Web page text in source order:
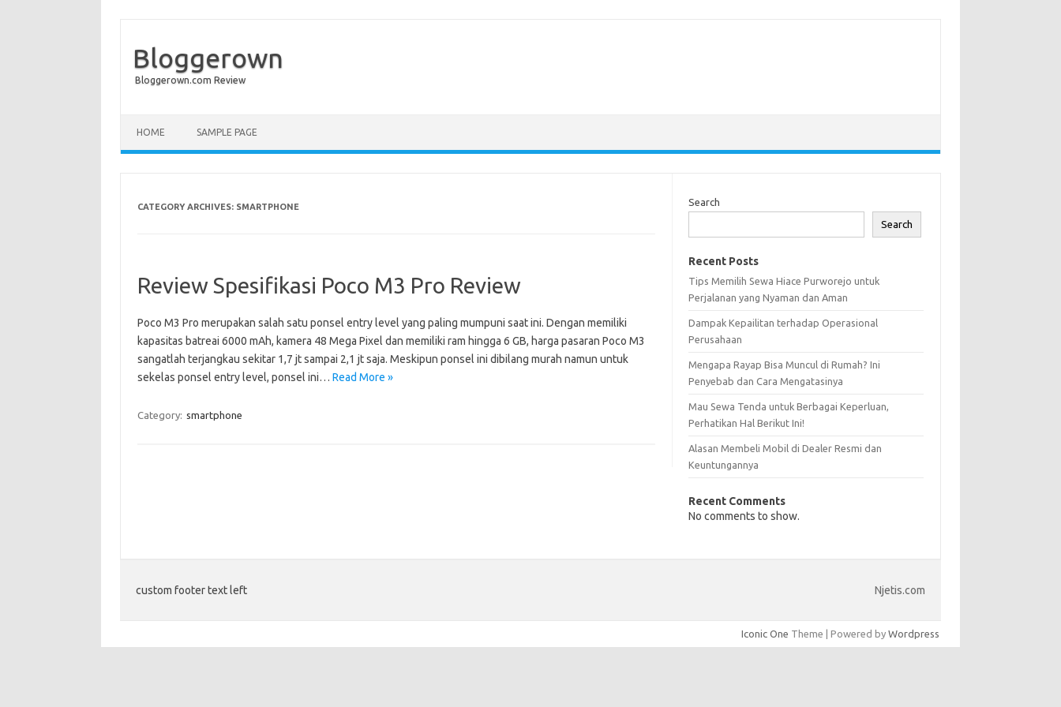
Bloggerown
Bloggerown.com Review
HOME SAMPLE PAGE
CATEGORY ARCHIVES: SMARTPHONE
Review Spesifikasi Poco M3 Pro Review
Poco M3 Pro merupakan salah satu ponsel entry level yang paling mumpuni saat ini. Dengan memiliki
kapasitas batreai 6000 mAh, kamera 48 Mega Pixel dan memiliki ram hingga 6 GB, harga pasaran Poco M3
sangatlah terjangkau sekitar 1,7 jt sampai 2,1 jt saja. Meskipun ponsel ini dibilang murah namun untuk
sekelas ponsel entry level, ponsel ini… Read More »
Category: smartphone
Search
Search
Recent Posts
Tips Memilih Sewa Hiace Purworejo untuk
Perjalanan yang Nyaman dan Aman
Dampak Kepailitan terhadap Operasional
Perusahaan
Mengapa Rayap Bisa Muncul di Rumah? Ini
Penyebab dan Cara Mengatasinya
Mau Sewa Tenda untuk Berbagai Keperluan,
Perhatikan Hal Berikut Ini!
Alasan Membeli Mobil di Dealer Resmi dan
Keuntungannya
Recent Comments
No comments to show.
custom footer text left Njetis.com
Iconic One Theme | Powered by Wordpress